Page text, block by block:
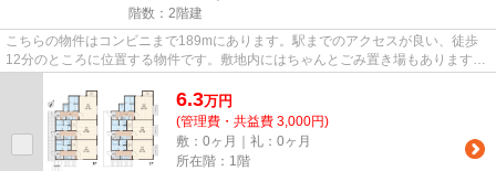
階数：2階建
こちらの物件はコンビニまで189mにあります。駅までのアクセスが良い、徒歩
12分のところに位置する物件です。敷地内にはちゃんとごみ置き場もあります。
6.3万円
(管理費・共益費 3,000円)
敷：0ヶ月｜礼：0ヶ月
所在階：1階